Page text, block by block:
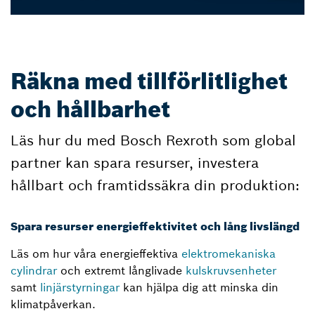
Räkna med tillförlitlighet
och hållbarhet
Läs hur du med Bosch Rexroth som global
partner kan spara resurser, investera
hållbart och framtidssäkra din produktion:
Spara resurser energieffektivitet och lång livslängd
Läs om hur våra energieffektiva elektromekaniska
cylindraroch extremt långlivade kulskruvsenheter
samt linjärstyrningarkan hjälpa dig att minska din
klimatpåverkan.